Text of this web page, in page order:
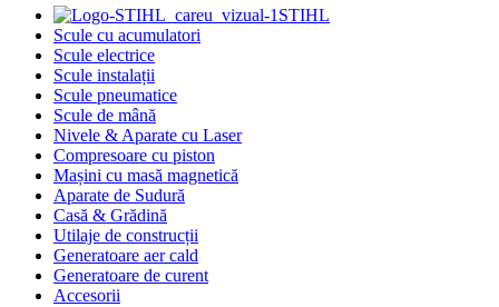
STIHL
Scule cu acumulatori
Scule electrice
Scule instalații
Scule pneumatice
Scule de mână
Nivele & Aparate cu Laser
Compresoare cu piston
Mașini cu masă magnetică
Aparate de Sudură
Casă & Grădină
Utilaje de construcții
Generatoare aer cald
Generatoare de curent
Accesorii